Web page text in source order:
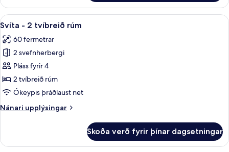
herbergi
með
tvíbreiðu
Skoða
allar
myndir
fyrir
Svíta
-
2
rúm
Svíta - 2 tvíbreið rúm | Öryggishólf í
5
Svíta - 2 tvíbreið rúm
60 fermetrar
2 svefnherbergi
Pláss fyrir 4
2 tvíbreið rúm
Ókeypis þráðlaust net
Nánari upplýsingar
Nánari
-
Skoða verð fyrir þínar dagsetningar